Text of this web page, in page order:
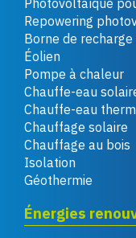
Photovoltaïque
Repowering
Borne de recharge
Éolien
Pompe à chaleur
Chauffe-eau
Chauffe-eau
Chauffage solaire
Chauffage au bois
Isolation
Géothermie
Énergies